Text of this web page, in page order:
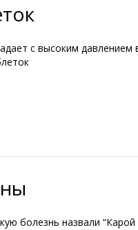
с высоким давлением
болезнь назвали “Карой